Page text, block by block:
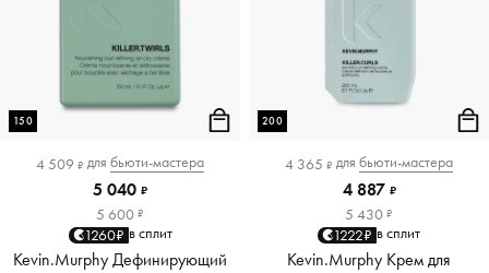
150
4 509 ₽ для бьюти-мастера
5 040 ₽
5 600 ₽
1260₽ в сплит
Kevin.Murphy Дефинирующий
200
4 365 ₽ для бьюти-мастера
4 887 ₽
5 430 ₽
1222₽ в сплит
Kevin.Murphy Крем для